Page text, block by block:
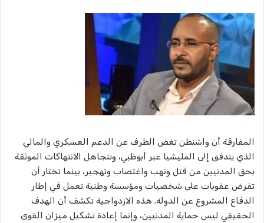
المفارقة أن واشنطن تغض الطرف عن الدعم العسكري والمالي
الذي يتدفق إلى المليشيا عبر أبوظبي، وتتجاهل الانتهاكات الموثقة
بحق المدنيين من قتل ونهب واغتصاب وتهجير، بينما تختار أن
تفرض عقوبات على شخصيات ومؤسسة وطنية تعمل في إطار
الدفاع المشروع عن الدولة. هذه الازدواجية تكشف أن الهدف
الحقيقي ليس حماية المدنيين، وإنما إعادة تشكيل ميزان القوى